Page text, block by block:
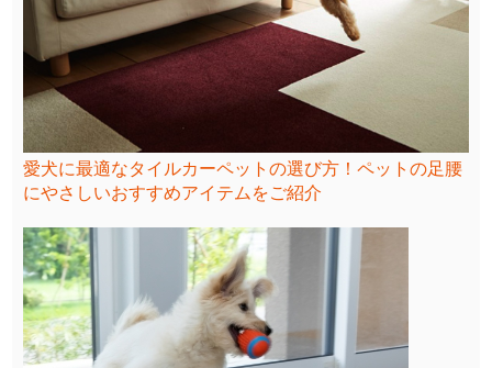
愛犬に最適なタイルカーペットの選び方！ペットの足腰
にやさしいおすすめアイテムをご紹介